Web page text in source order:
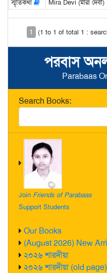
পরবাস
Parabaas
Search Books:
Join Friends of Parabaas
Support Students
Our Books
(August 2026) New
২০২৬ শারদীয়া
২০২৬ শারদীয়া (old page)
স্মৃতিকথা Mira Devi (মীরা দেবী)
1 (1 to 1 of total 1 :